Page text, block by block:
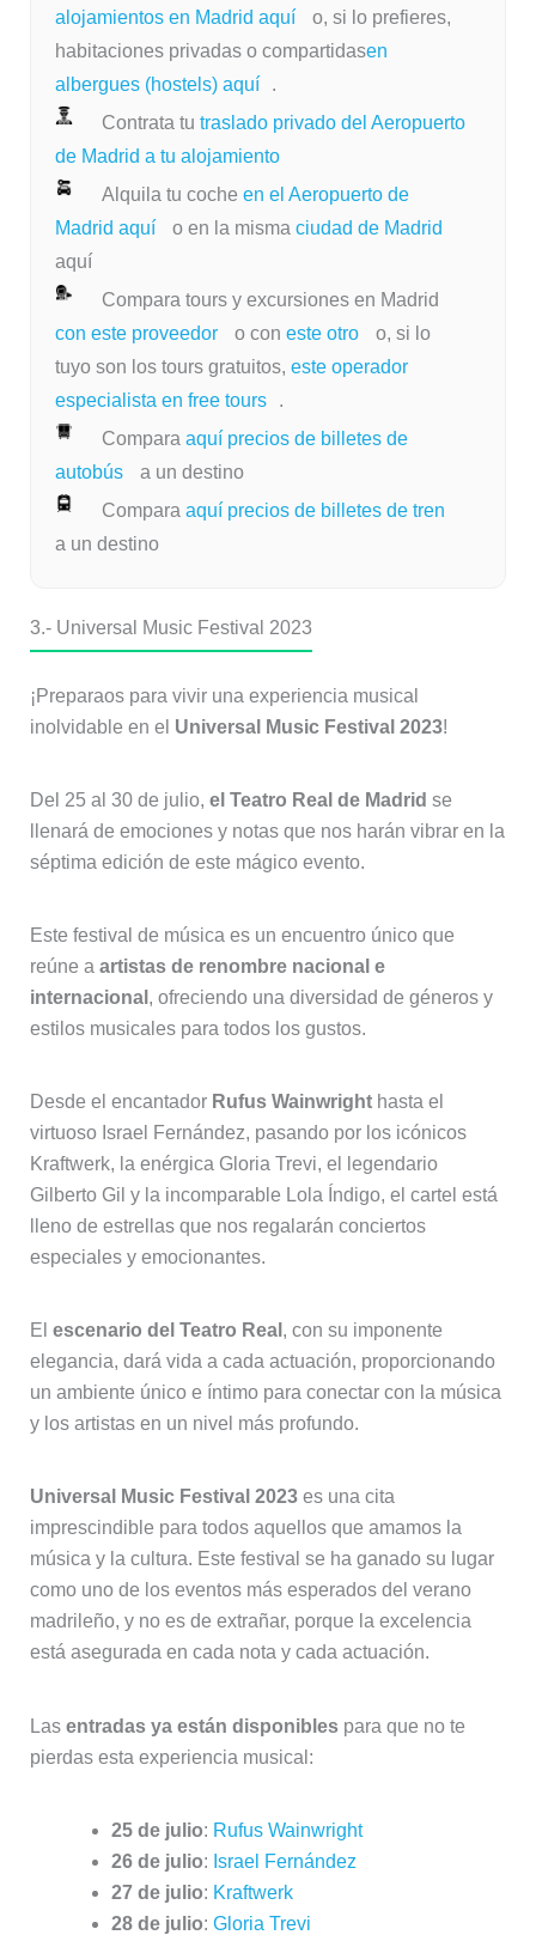
alojamientos en Madrid aquí
o, si lo prefieres,
habitaciones privadas o compartidasen
albergues (hostels) aquí
.
Contrata tu traslado privado del Aeropuerto
de Madrid a tu alojamiento
Alquila tu coche en el Aeropuerto de
Madrid aquí
o en la misma ciudad de Madrid
aquí
Compara tours y excursiones en Madrid
con este proveedor
o con este otro
o, si lo
tuyo son los tours gratuitos, este operador
especialista en free tours
.
Compara aquí precios de billetes de
autobús
a un destino
Compara aquí precios de billetes de tren
a un destino
3.- Universal Music Festival 2023
¡Preparaos para vivir una experiencia musical
inolvidable en el Universal Music Festival 2023!
Del 25 al 30 de julio, el Teatro Real de Madrid se
llenará de emociones y notas que nos harán vibrar en la
séptima edición de este mágico evento.
Este festival de música es un encuentro único que
reúne a artistas de renombre nacional e
internacional , ofreciendo una diversidad de géneros y
estilos musicales para todos los gustos.
Desde el encantador Rufus Wainwrighthasta el
virtuoso Israel Fernández, pasando por los icónicos
Kraftwerk, la enérgica Gloria Trevi, el legendario
Gilberto Gil y la incomparable Lola Índigo, el cartel está
lleno de estrellas que nos regalarán conciertos
especiales y emocionantes.
El escenario del Teatro Real , con su imponente
elegancia, dará vida a cada actuación, proporcionando
un ambiente único e íntimo para conectar con la música
y los artistas en un nivel más profundo.
Universal Music Festival 2023es una cita
imprescindible para todos aquellos que amamos la
música y la cultura. Este festival se ha ganado su lugar
como uno de los eventos más esperados del verano
madrileño, y no es de extrañar, porque la excelencia
está asegurada en cada nota y cada actuación.
Las entradas ya están disponiblespara que no te
pierdas esta experiencia musical:
25 de julio: Rufus Wainwright
26 de julio: Israel Fernández
27 de julio: Kraftwerk
28 de julio: Gloria Trevi